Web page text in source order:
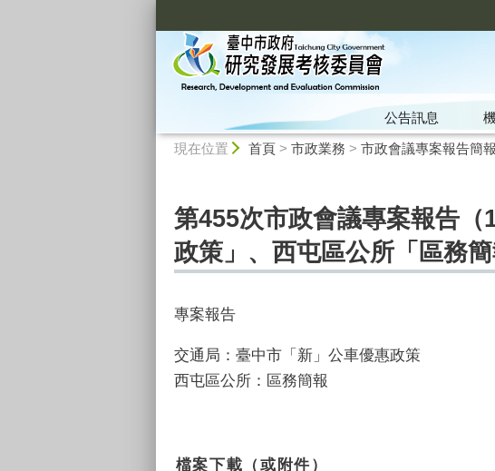
公告訊息
現在位置 首頁> 市政業務 > 市政會議專案報告簡報
第455次市政會議專案報告
政策」、西屯區公所「區務簡
專案報告
交通局：臺中市「新」公車優惠政策
西屯區公所：區務簡報
檔案下載（或附件）